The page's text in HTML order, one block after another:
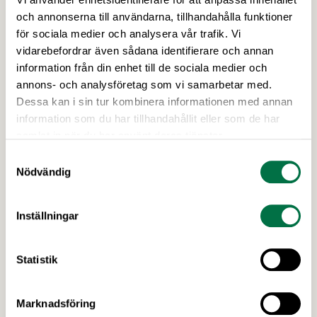
och annonserna till användarna, tillhandahålla funktioner
för sociala medier och analysera vår trafik. Vi
vidarebefordrar även sådana identifierare och annan
information från din enhet till de sociala medier och
annons- och analysföretag som vi samarbetar med.
Dessa kan i sin tur kombinera informationen med annan
information som du har tillhandahållit eller som de har
Nödvändig
Inställningar
Statistik
Marknadsföring
Utlysningar: Forskning och Innovation
2 JULI 2026
I höst öppnar Formas två utlysningar inom det
nationella forskningsprogrammet för livsmedel,
NFP Livs. Inriktningarna är "hållbara och robusta
försörjningsvägar" samt "hållbara insatsvaror för
båda syftar till att bana väg för innovationer som